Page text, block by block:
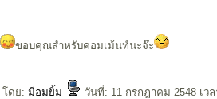
ขอบคุณสำหรับคอมเม้นท์นะจ๊ะ
ดย: มีอมยิ้ม วันที่: 11 กรกฎาคม 2548 เว